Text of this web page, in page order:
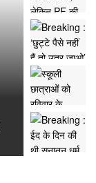
RailOne
लोकप्रिय,
अनारक्षित